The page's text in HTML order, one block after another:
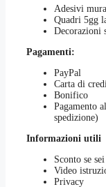
Adesivi
Quadri 5gg
Decorazioni
Pagamenti:
PayPal
Carta di
Bonifico
Pagamento
spedizione)
Informazioni utili
Sconto se
Video
Privacy